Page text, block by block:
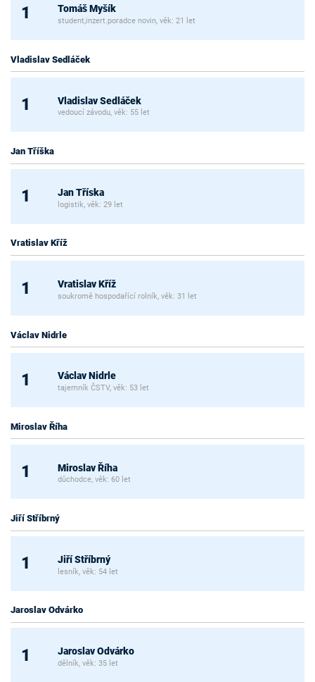
1 Tomáš Myšík
student,inzert.poradce novin, věk: 21 let
Vladislav Sedláček
1 Vladislav Sedláček
vedoucí závodu, věk: 55 let
Jan Tříška
1 Jan Tříska
logistik, věk: 29 let
Vratislav Kříž
1 Vratislav Kříž
soukromě hospodařící rolník, věk: 31 let
Václav Nidrle
1 Václav Nidrle
tajemník ČSTV, věk: 53 let
Miroslav Říha
1 Miroslav Říha
důchodce, věk: 60 let
Jiří Stříbrný
1 Jiří Stříbrný
lesník, věk: 54 let
Jaroslav Odvárko
1 Jaroslav Odvárko
dělník, věk: 35 let